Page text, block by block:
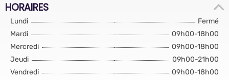
HORAIRES
Lundi
Fermé
Mardi
09h00-18h00
Mercredi
09h00-18h00
Jeudi
09h00-21h00
Vendredi
09h00-18h00